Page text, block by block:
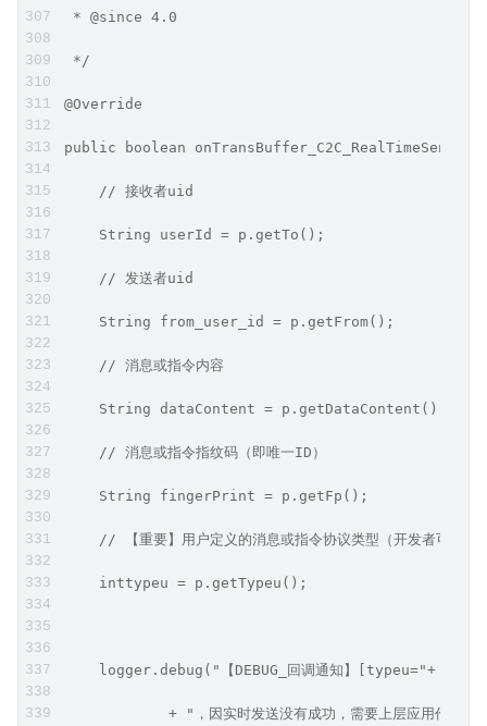
* @since 4.0
*/
@Override
public boolean
    // 接收者uid
    String userId = p.getTo();
    // 发送者uid
    String from_user_id = p.getFrom();
    // 消息或指令内容
    String dataContent = p.getDataContent();
    // 消息或指令指纹码（即唯一ID）
    String fingerPrint = p.getFp();
// 【重要】用户定义的消息或指令协议类型（开发者可据此
    inttypeu = p.getTypeu();
logger.debug("【DEBUG_回调通知】[typeu="+
+ "，因实时发送没有成功，需要上层应用作离线